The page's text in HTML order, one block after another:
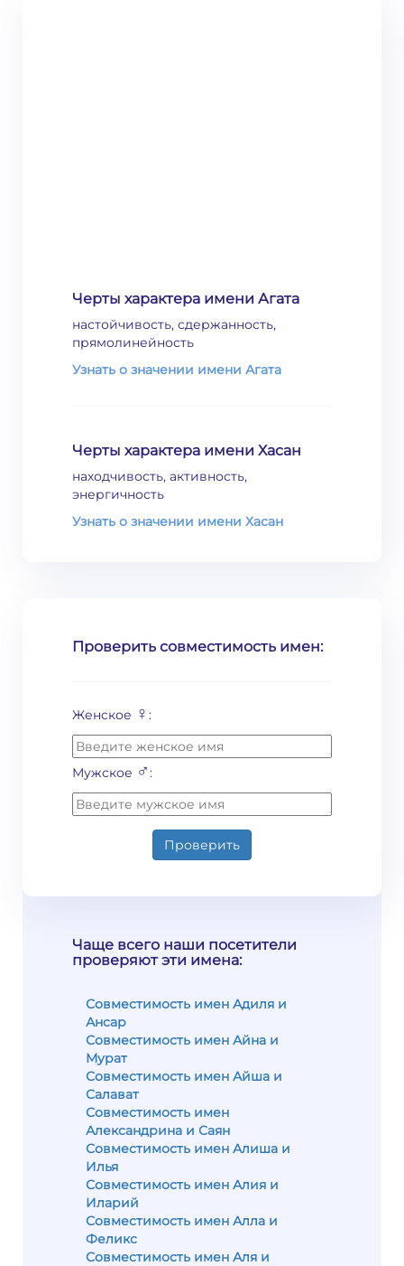
Черты характера имени Агата
настойчивость, сдержанность,
прямолинейность
Узнать о значении имени Агата
Черты характера имени Хасан
находчивость, активность,
энергичность
Узнать о значении имени Хасан
Проверить совместимость имен:
Женское ♀ :
Мужское ♂:
Проверить
Чаще всего наши посетители
проверяют эти имена:
Совместимость имен Адиля и
Ансар
Совместимость имен Айна и
Мурат
Совместимость имен Айша и
Салават
Совместимость имен
Александрина и Саян
Совместимость имен Алиша и
Илья
Совместимость имен Алия и
Иларий
Совместимость имен Алла и
Феликс
Совместимость имен Аля и